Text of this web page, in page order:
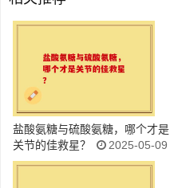
盐酸氨糖与硫酸氨糖，哪个才是
关节的佳救星？
2025-05-09